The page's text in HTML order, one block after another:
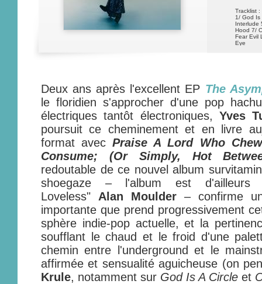
Tracklist :
1/ God Is
Interlude
Hood 7/
Fear Evil
Eye
Deux ans après l'excellent EP The
le floridien s'approcher d'une pop
électriques tantôt électroniques, Yves
poursuit ce cheminement et en livre
format avecPraise A Lord Who
Consume; (Or Simply, Hot
redoutable de ce nouvel album
shoegaze – l'album est d'ailleurs
Loveless" Alan Moulder – confirme
importante que prend progressivement
sphère indie-pop actuelle, et la
soufflant le chaud et le froid d'une
chemin entre l'underground et le
affirmée et sensualité aguicheuse (on
Krule, notamment sur God Is A Circle et